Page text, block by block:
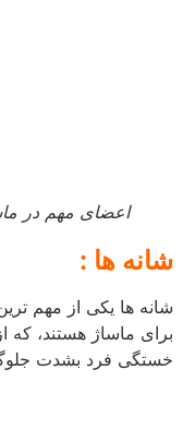
اعضای مهم در
شانه‌ ها :
شانه ها یکی از مهم‌
برای ماساژ هستند، که
خستگی فرد بشدت